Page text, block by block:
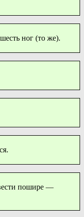
ног (то же).
пошире —